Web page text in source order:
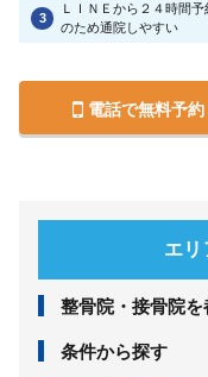
3
ＬＩＮＥから２４時間
のため通院しやすい
電話で無料予約
エ
整⾻院・接⾻院
条件から探す